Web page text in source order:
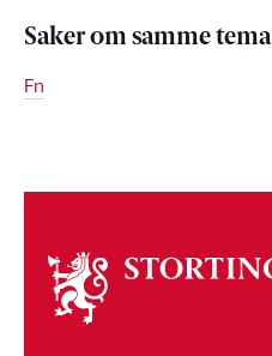
Saker om samme tema
Fn
Om
stortinget